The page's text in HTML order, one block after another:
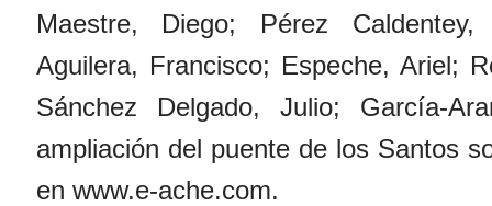
Maestre, Diego; Pérez Caldentey,
Aguilera, Francisco; Espeche, Ariel;
Sánchez Delgado, Julio; García-
ampliación del puente de los Santos
en www.e-ache.com.